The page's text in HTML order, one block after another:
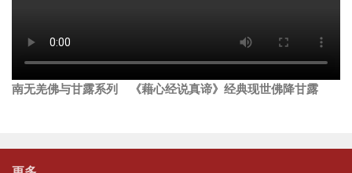
南无羌佛与甘露系列 《藉心经说真谛》经典现世佛降甘露